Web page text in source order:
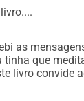
Etiópia
as
que
livro convide